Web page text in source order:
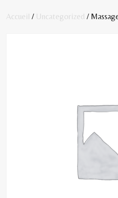
Accueil / Uncategorized /